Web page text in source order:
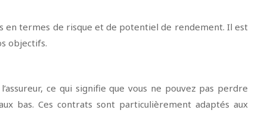
en termes de risque et de potentiel de rendement. Il est
objectifs.
ce qui signifie que vous ne pouvez pas perdre
bas. Ces contrats sont particulièrement adaptés aux